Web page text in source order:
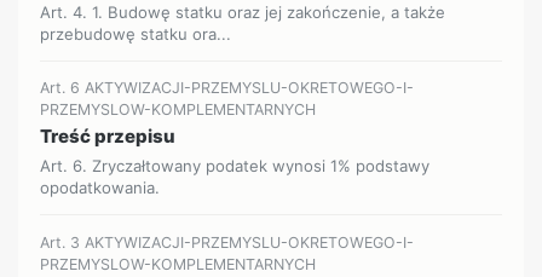
Art. 4. 1. Budowę statku oraz jej zakończenie, a także
przebudowę statku ora...
Art. 6 AKTYWIZACJI-PRZEMYSLU-OKRETOWEGO-I-
PRZEMYSLOW-KOMPLEMENTARNYCH
Treść przepisu
Art. 6. Zryczałtowany podatek wynosi 1% podstawy
opodatkowania.
Art. 3 AKTYWIZACJI-PRZEMYSLU-OKRETOWEGO-I-
PRZEMYSLOW-KOMPLEMENTARNYCH